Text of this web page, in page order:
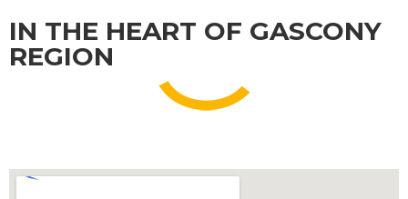
IN THE HEART OF GASCONY
REGION